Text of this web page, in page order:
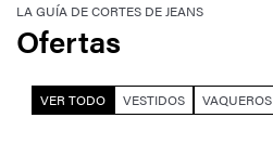
LA GUÍA DE CORTES DE JEANS
Ofertas
VER TODO VESTIDOS VAQUEROS